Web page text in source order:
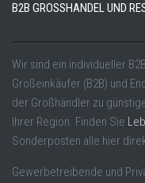
B2B GROSSHANDEL UND
Wir sind ein individueller
Großeinkäufer (B2B) und
der Großhändler zu
Ihrer Region. Finden Sie
Sonderposten alle hier
Gewerbetreibende und